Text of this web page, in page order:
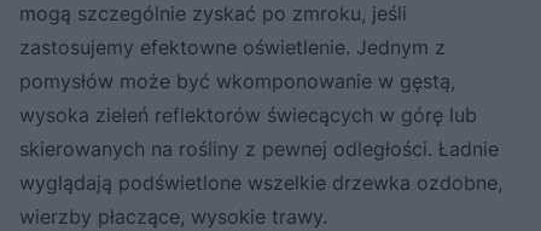
mogą szczególnie zyskać po zmroku, jeśli
zastosujemy efektowne oświetlenie. Jednym z
pomysłów może być wkomponowanie w gęstą,
wysoka zieleń reflektorów świecących w górę lub
skierowanych na rośliny z pewnej odległości. Ładnie
wyglądają podświetlone wszelkie drzewka ozdobne,
wierzby płaczące, wysokie trawy.